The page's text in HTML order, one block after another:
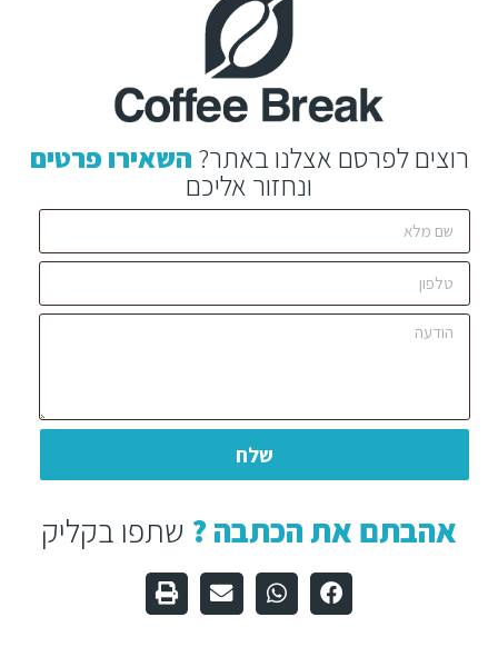
רוצים לפרסם אצלנו באתר? השאירו פרטים
ונחזור אליכם
שלח
אהבתם את הכתבה ? שתפו בקליק